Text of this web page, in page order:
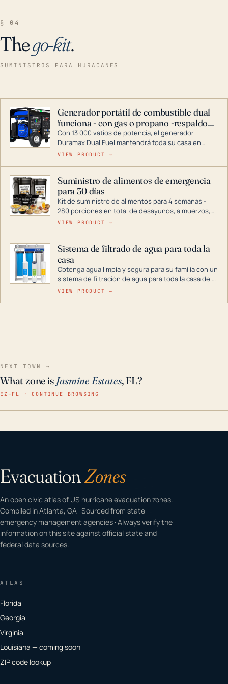
§ 04
Thego-kit.
SUMINISTROS PARA HURACANES
Generador portátil de combustible dual
funciona - con gas o propano -respaldo
para el hogar
Con 13 000 vatios de potencia, el generador
Duramax Dual Fuel mantendrá toda su casa en
funcionamiento durante una tormenta o un corte
combustible dual, con una gama completa que
abarca desde inversores digitales hasta
generadores que pueden alimentar toda su casa.
VIEW PRODUCT →
Suministro de alimentos de emergencia
para 30 días
Kit de suministro de alimentos para 4 semanas -
280 porciones en total de desayunos, almuerzos,
cenas y postres. Se puede almacenar durante
VIEW PRODUCT →
Sistema de filtrado de agua para toda la
casa
Obtenga agua limpia y segura para su familia con un
sistema de filtración de agua para toda la casa de 3
etapas. La tecnología avanzada de este filtro
en situaciones de emergencia.
VIEW PRODUCT →
NEXT TOWN →
What zone is Jasmine Estates, FL?
EZ–FL · CONTINUE BROWSING
EvacuationZones
An open civic atlas of US hurricane evacuation zones.
Compiled in Atlanta, GA · Sourced from state
emergency management agencies · Always verify the
information on this site against official state and
federal data sources.
ATLAS
Florida
Georgia
Virginia
Louisiana — coming soon
ZIP code lookup